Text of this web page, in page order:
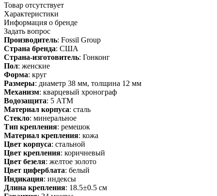
Товар отсутствует
Характеристики
Информация о бренде
Задать вопрос
Производитель: Fossil Group
Страна бренда: США
Страна-изготовитель: Гонконг
Пол: женские
Форма: круг
Размеры: диаметр 38 мм, толщина 12 мм
Механизм: кварцевый хронограф
Водозащита: 5 АТМ
Материал корпуса: сталь
Стекло: минеральное
Тип крепления: ремешок
Материал крепления: кожа
Цвет корпуса: стальной
Цвет крепления: коричневый
Цвет безеля: желтое золото
Цвет циферблата: белый
Индикация: индексы
Длина крепления: 18.5±0.5 см